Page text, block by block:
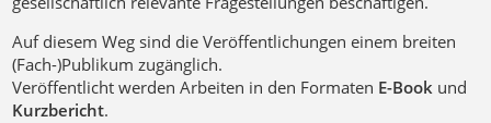
Auf diesem Weg sind die Veröffentlichungen einem breiten
(Fach-)Publikum zugänglich.
Veröffentlicht werden Arbeiten in den Formaten E-Book und
Kurzbericht.